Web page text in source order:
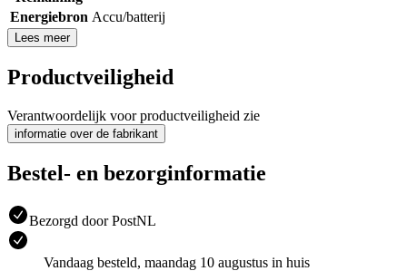
Energiebron Accu/batterij
Lees meer
Productveiligheid
Verantwoordelijk voor productveiligheid zie
informatie over de fabrikant
Bestel- en bezorginformatie
Bezorgd door PostNL
Vandaag besteld, maandag 10 augustus in huis